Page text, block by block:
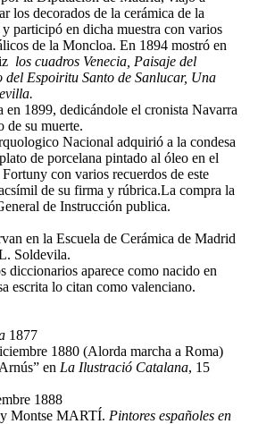
los decorados de la cerámica de la
participó en dicha muestra con varios
de la Moncloa. En 1894 mostró en
los cuadros Venecia, Paisaje del
Espoiritu Santo de Sanlucar, Una
en 1899, dedicándole el cronista Navarra
de su muerte.
Nacional adquirió a la condesa
de porcelana pintado al óleo en el
con varios recuerdos de este
de su firma y rúbrica.La compra la
de Instrucción publica.
en la Escuela de Cerámica de Madrid
Soldevila.
diccionarios aparece como nacido en
escrita lo citan como valenciano.
1877
1880 (Alorda marcha a Roma)
en La Ilustració Catalana, 15
1888
Montse MARTÍ. Pintores españoles en